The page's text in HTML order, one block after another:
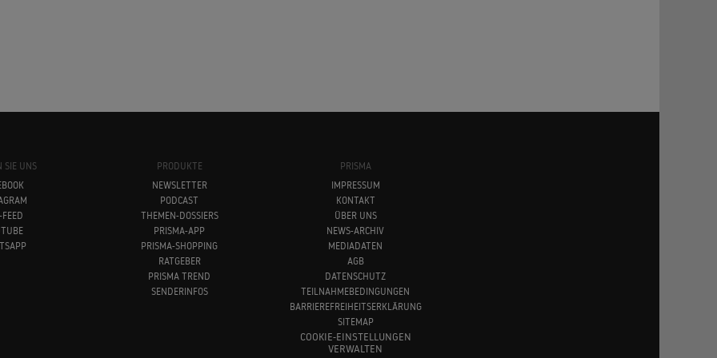
SIE UNS
FEED
PRODUKTE
NEWSLETTER
PODCAST
THEMEN-DOSSIERS
PRISMA-APP
PRISMA-SHOPPING
RATGEBER
PRISMA TREND
SENDERINFOS
PRISMA
IMPRESSUM
KONTAKT
ÜBER UNS
NEWS-ARCHIV
MEDIADATEN
AGB
DATENSCHUTZ
TEILNAHMEBEDINGUNGEN
BARRIEREFREIHEITSERKLÄRUNG
SITEMAP
COOKIE-EINSTELLUNGEN
VERWALTEN